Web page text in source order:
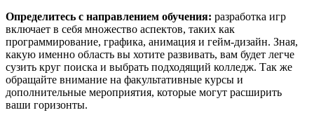
Определитесь с направлением обучения: разработка игр
включает в себя множество аспектов, таких как
программирование, графика, анимация и гейм-дизайн. Зная,
какую именно область вы хотите развивать, вам будет легче
сузить круг поиска и выбрать подходящий колледж. Так же
обращайте внимание на факультативные курсы и
дополнительные мероприятия, которые могут расширить
ваши горизонты.